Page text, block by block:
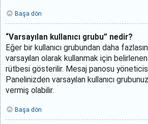
Başa dön
“Varsayılan kullanıcı grubu” nedir?
Eğer bir kullanıcı grubundan daha
varsayılan olarak kullanmak için
rütbesi gösterilir. Mesaj panosu
Panelinizden varsayılan kullanıcı
vermiş olabilir.
Başa dön